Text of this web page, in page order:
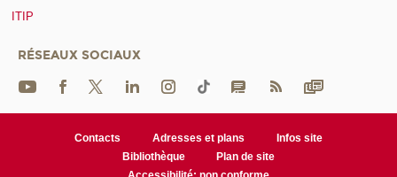
ITIP
RÉSEAUX SOCIAUX
Contacts Adresses et plans
Infos site
Bibliothèque
Plan de site